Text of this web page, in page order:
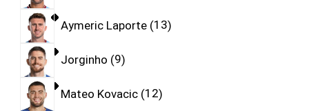
Aymeric Laporte 13
Jorginho 9
Mateo Kovacic 12